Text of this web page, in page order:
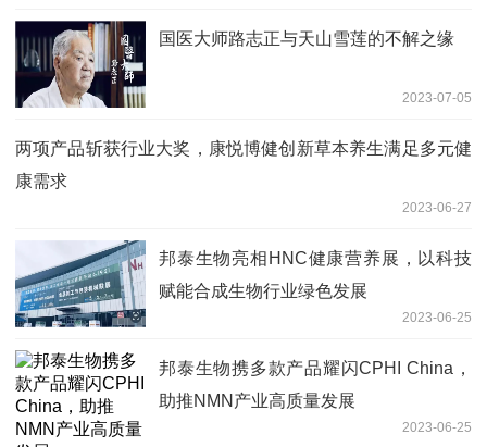
国医大师路志正与天山雪莲的不解之缘
2023-07-05
两项产品斩获行业大奖，康悦博健创新草本养生满足多元健
康需求
2023-06-27
邦泰生物亮相HNC健康营养展，以科技
赋能合成生物行业绿色发展
2023-06-25
邦泰生物携多款产品耀闪CPHI China，
助推NMN产业高质量发展
2023-06-25